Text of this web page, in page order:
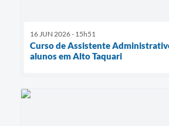
16 JUN 2026 - 15h51
Curso de Assistente
alunos em Alto Taquari